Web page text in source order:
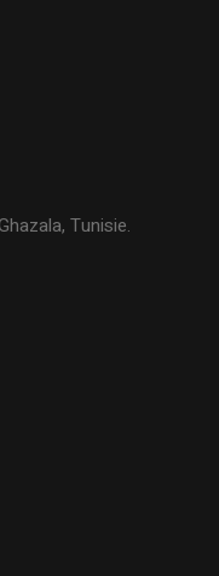
Tunisie.